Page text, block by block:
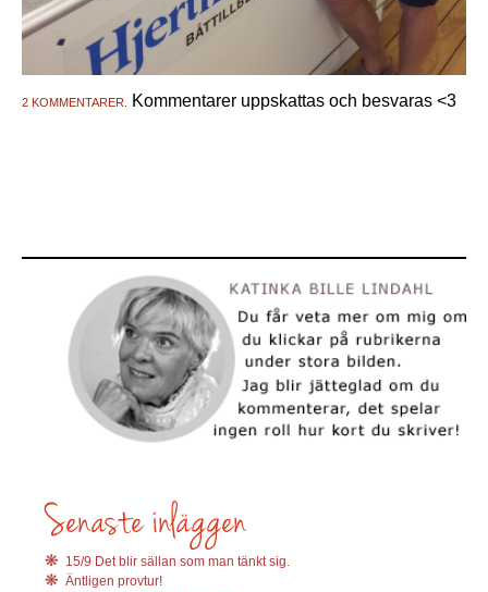
2 KOMMENTARER. Kommentarer uppskattas och besvaras <3
15/9 Det blir sällan som man tänkt sig.
Äntligen provtur!